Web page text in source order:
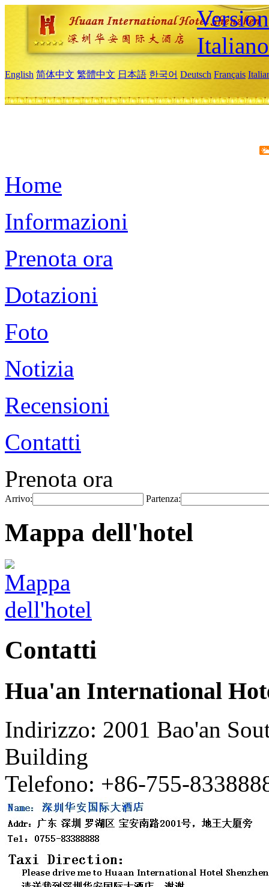
Italiano
English 简体中文 繁體中文 日本語 한국어 Deutsch Français
Home
Informazioni
Prenota ora
Dotazioni
Foto
Notizia
Recensioni
Contatti
Prenota ora
Arrivo: Partenza:
Mappa dell'hotel
Contatti
Hua'an International
Indirizzo: 2001 Bao'an
Building
Telefono: +86-755-